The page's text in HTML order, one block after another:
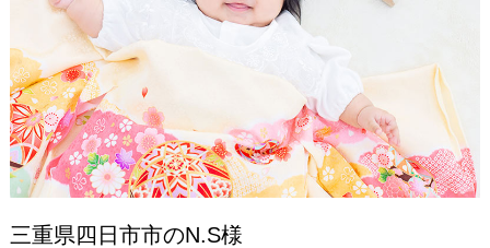
三重県四日市市のN.S様